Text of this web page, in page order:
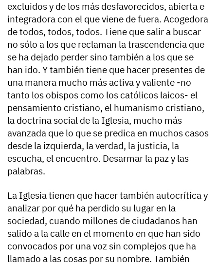
excluidos y de los más desfavorecidos, abierta e
integradora con el que viene de fuera. Acogedora
de todos, todos, todos. Tiene que salir a buscar
no sólo a los que reclaman la trascendencia que
se ha dejado perder sino también a los que se
han ido. Y también tiene que hacer presentes de
una manera mucho más activa y valiente -no
tanto los obispos como los católicos laicos- el
pensamiento cristiano, el humanismo cristiano,
la doctrina social de la Iglesia, mucho más
avanzada que lo que se predica en muchos casos
desde la izquierda, la verdad, la justicia, la
escucha, el encuentro. Desarmar la paz y las
palabras.
La Iglesia tienen que hacer también autocrítica y
analizar por qué ha perdido su lugar en la
sociedad, cuando millones de ciudadanos han
salido a la calle en el momento en que han sido
convocados por una voz sin complejos que ha
llamado a las cosas por su nombre. También